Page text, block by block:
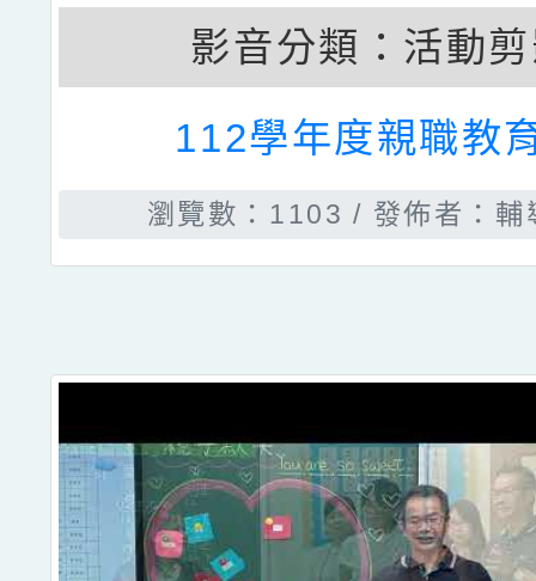
影音分類： 活動
112學年度親職教
瀏覽數：1103 發佈者：輔